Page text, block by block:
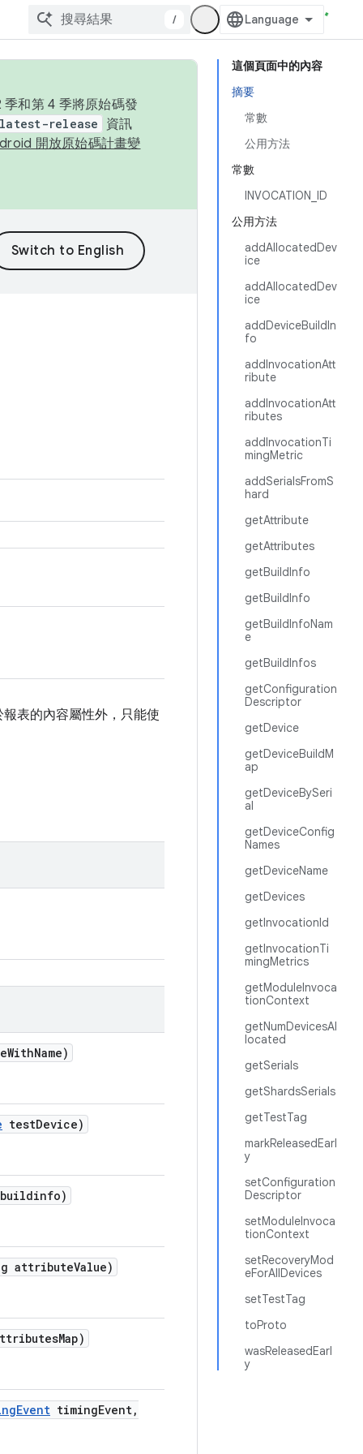
/
這個頁面中的內容
摘要
常數
公用方法
常數
INVOCATION_ID
公用方法
addAllocatedDev
ice
addAllocatedDev
ice
addDeviceBuildIn
fo
addInvocationAtt
ribute
addInvocationAtt
ributes
addInvocationTi
mingMetric
addSerialsFromS
hard
getAttribute
getAttributes
getBuildInfo
getBuildInfo
getBuildInfoNam
e
getBuildInfos
getConfiguration
Descriptor
getDevice
getDeviceBuildM
ap
getDeviceBySeri
al
getDeviceConfig
Names
getDeviceName
getDevices
getInvocationId
getInvocationTi
mingMetrics
getModuleInvoca
tionContext
getNumDevicesAl
located
getSerials
getShardsSerials
getTestTag
markReleasedEarl
y
setConfiguration
Descriptor
setModuleInvoca
tionContext
setRecoveryMod
eForAllDevices
setTestTag
toProto
wasReleasedEarl
y
和第 4 季將原始碼發
release
資訊
開放原始碼計畫變
表的內容屬性外，只能使
WithName)
testDevice)
buildinfo)
attributeValue)
Map)
Event timingEvent,